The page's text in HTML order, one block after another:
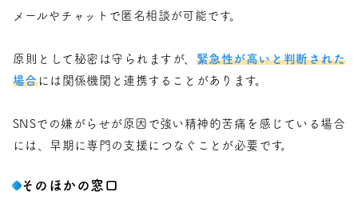
メールやチャットで匿名相談が可能です。
原則として秘密は守られますが、 緊急性が高いと判断された
場合には関係機関と連携することがあります。
SNSでの嫌がらせが原因で強い精神的苦痛を感じている場合
には、早期に専門の支援につなぐことが必要です。
そのほかの窓口